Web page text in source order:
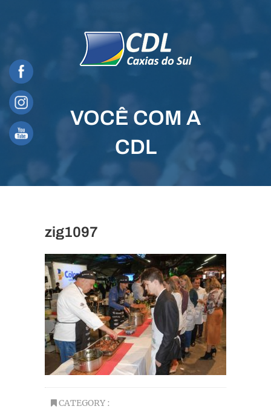
VOCÊ COM A
CDL
zig1097
CATEGORY :